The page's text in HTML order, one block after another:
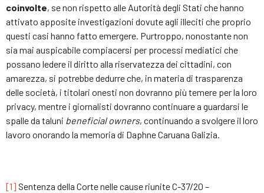
coinvolte, se non rispetto alle Autorità degli Stati che hanno
attivato apposite investigazioni dovute agli illeciti che proprio
questi casi hanno fatto emergere. Purtroppo, nonostante non
sia mai auspicabile compiacersi per processi mediatici che
possano ledere il diritto alla riservatezza dei cittadini, con
amarezza, si potrebbe dedurre che, in materia di trasparenza
delle società, i titolari onesti non dovranno più temere per la loro
privacy, mentre i giornalisti dovranno continuare a guardarsi le
spalle da taluni beneficial owners, continuando a svolgere il loro
lavoro onorando la memoria di Daphne Caruana Galizia.
[1] Sentenza della Corte nelle cause riunite C-37/20 –